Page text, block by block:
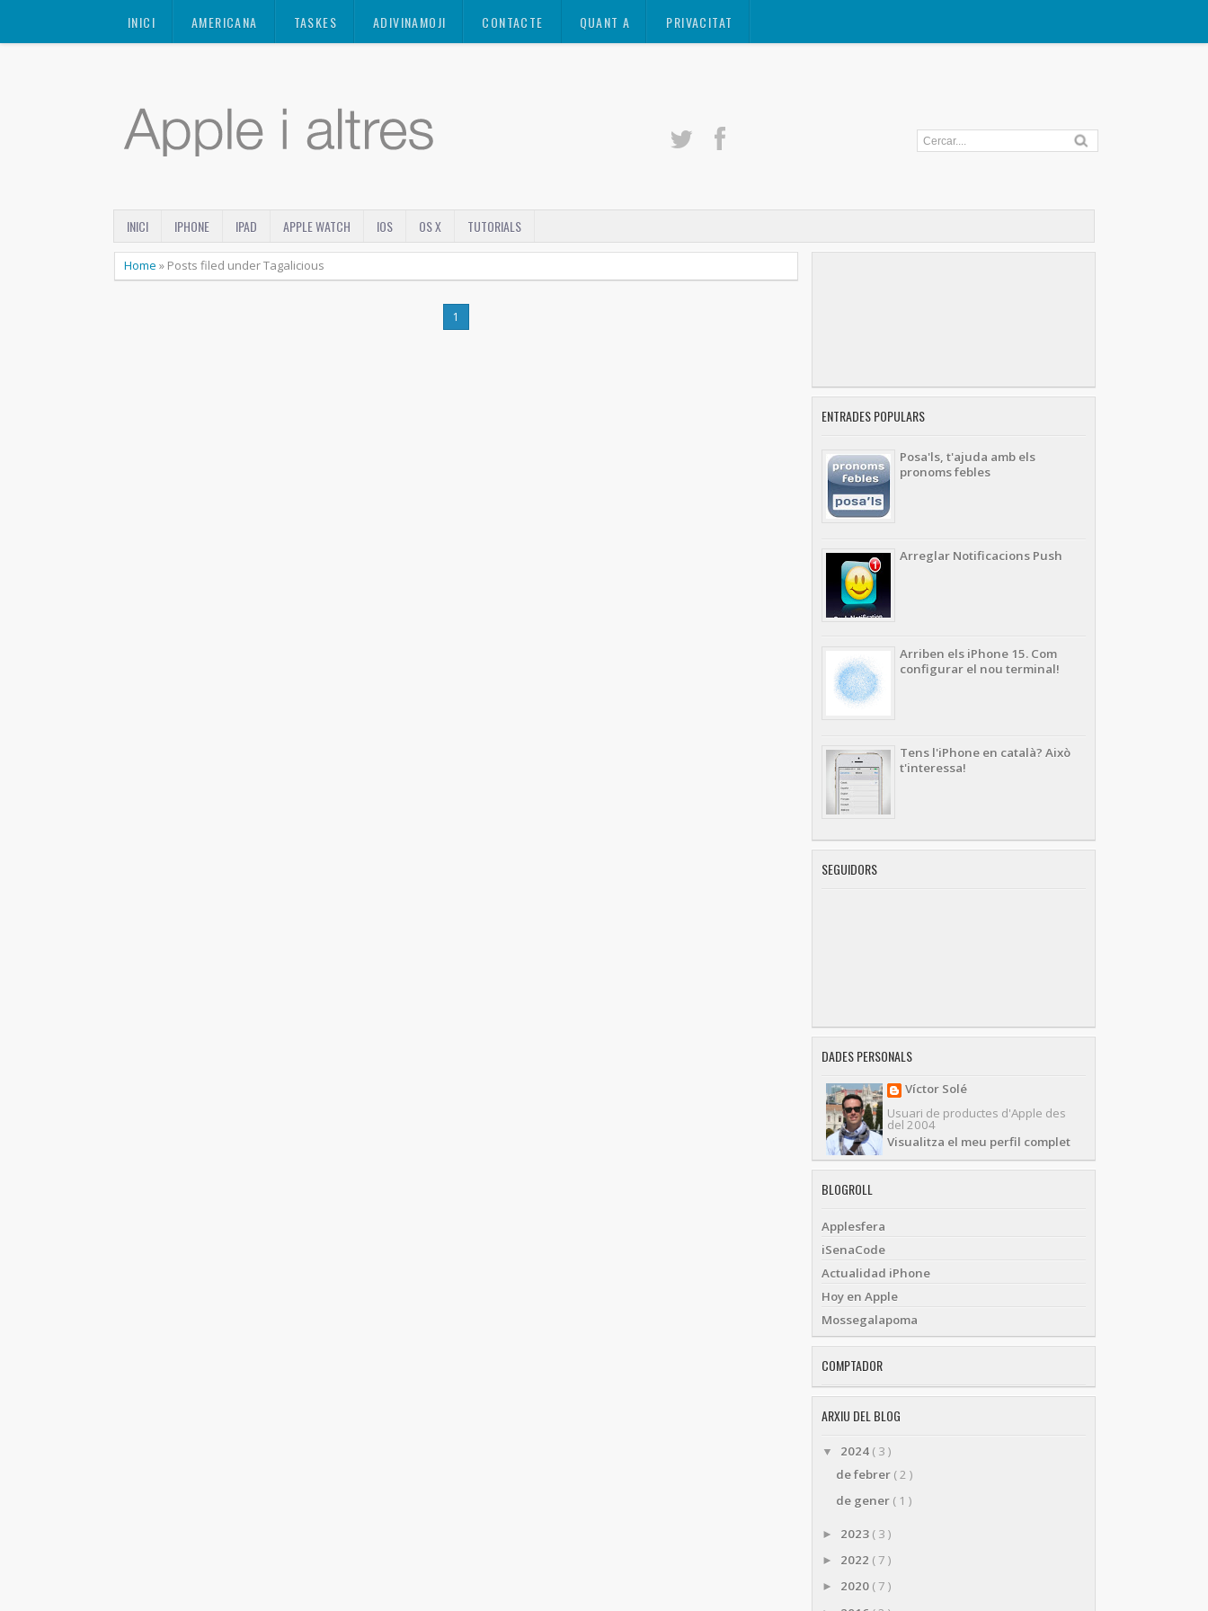
INICI AMERICANA TASKES ADIVINAMOJI CONTACTE QUANT A PRIVACITAT
INICI IPHONE IPAD APPLE WATCH IOS OS X TUTORIALS
Home » Posts filed under Tagalicious
1
ENTRADES POPULARS
Posa'ls, t'ajuda amb els
pronoms febles
Arreglar Notificacions Push
Arriben els iPhone 15. Com
configurar el nou terminal!
Tens l'iPhone en català? Això
t'interessa!
SEGUIDORS
DADES PERSONALS
Víctor Solé
Usuari de productes d'Apple des
del 2004
Visualitza el meu perfil complet
BLOGROLL
Applesfera
iSenaCode
Actualidad iPhone
Hoy en Apple
Mossegalapoma
COMPTADOR
ARXIU DEL BLOG
▼ 2024 ( 3 )
de febrer ( 2 )
de gener ( 1 )
► 2023 ( 3 )
► 2022 ( 7 )
► 2020 ( 7 )